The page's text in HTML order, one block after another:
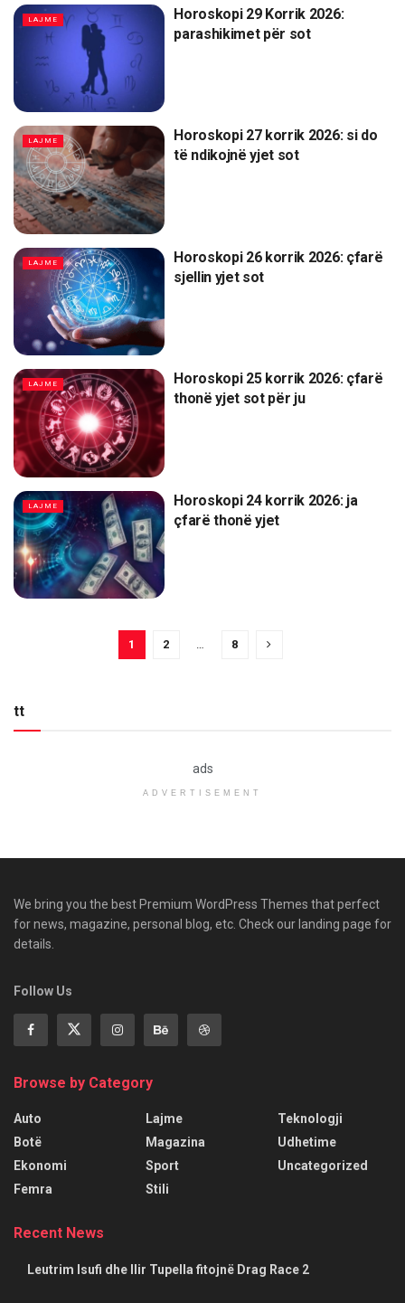
LAJME
Horoskopi 29 Korrik 2026:
parashikimet për sot
LAJME
Horoskopi 27 korrik 2026: si do
të ndikojnë yjet sot
LAJME
Horoskopi 26 korrik 2026: çfarë
sjellin yjet sot
LAJME
Horoskopi 25 korrik 2026: çfarë
thonë yjet sot për ju
LAJME
Horoskopi 24 korrik 2026: ja
çfarë thonë yjet
1 2 … 8
tt
ads
ADVERTISEMENT
We bring you the best Premium WordPress Themes that perfect
for news, magazine, personal blog, etc. Check our landing page for
details.
Follow Us
Browse by Category
Auto
Botë
Ekonomi
Femra
Lajme
Magazina
Sport
Stili
Teknologji
Udhetime
Uncategorized
Recent News
Leutrim Isufi dhe Ilir Tupella fitojnë Drag Race 2